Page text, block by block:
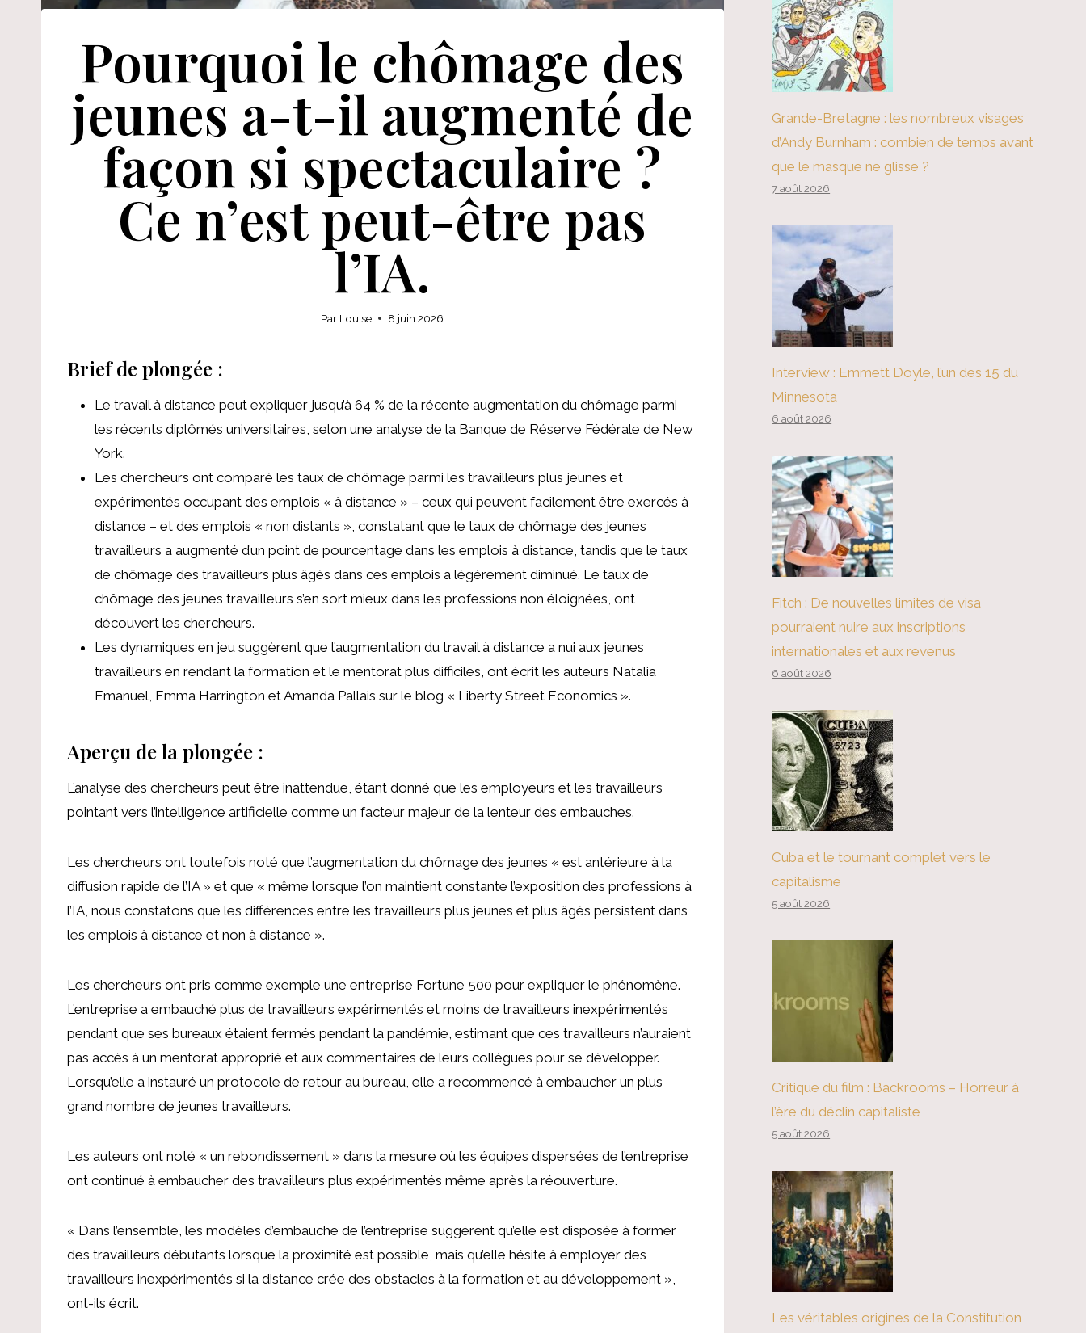
Pourquoi le chômage des
jeunes a-t-il augmenté de
façon si spectaculaire ?
Ce n’est peut-être pas
l’IA.
Par Louise 8 juin 2026
Brief de plongée :
Le travail à distance peut expliquer jusqu’à 64 % de la récente augmentation du chômage parmi
les récents diplômés universitaires, selon une analyse de la Banque de Réserve Fédérale de New
York.
Les chercheurs ont comparé les taux de chômage parmi les travailleurs plus jeunes et
expérimentés occupant des emplois « à distance » – ceux qui peuvent facilement être exercés à
distance – et des emplois « non distants », constatant que le taux de chômage des jeunes
travailleurs a augmenté d’un point de pourcentage dans les emplois à distance, tandis que le taux
de chômage des travailleurs plus âgés dans ces emplois a légèrement diminué. Le taux de
chômage des jeunes travailleurs s’en sort mieux dans les professions non éloignées, ont
découvert les chercheurs.
Les dynamiques en jeu suggèrent que l’augmentation du travail à distance a nui aux jeunes
travailleurs en rendant la formation et le mentorat plus difficiles, ont écrit les auteurs Natalia
Emanuel, Emma Harrington et Amanda Pallais sur le blog « Liberty Street Economics ».
Aperçu de la plongée :
L’analyse des chercheurs peut être inattendue, étant donné que les employeurs et les travailleurs
pointant vers l’intelligence artificielle comme un facteur majeur de la lenteur des embauches.
Les chercheurs ont toutefois noté que l’augmentation du chômage des jeunes « est antérieure à la
diffusion rapide de l’IA » et que « même lorsque l’on maintient constante l’exposition des professions à
l’IA, nous constatons que les différences entre les travailleurs plus jeunes et plus âgés persistent dans
les emplois à distance et non à distance ».
Les chercheurs ont pris comme exemple une entreprise Fortune 500 pour expliquer le phénomène.
L’entreprise a embauché plus de travailleurs expérimentés et moins de travailleurs inexpérimentés
pendant que ses bureaux étaient fermés pendant la pandémie, estimant que ces travailleurs n’auraient
pas accès à un mentorat approprié et aux commentaires de leurs collègues pour se développer.
Lorsqu’elle a instauré un protocole de retour au bureau, elle a recommencé à embaucher un plus
grand nombre de jeunes travailleurs.
Les auteurs ont noté « un rebondissement » dans la mesure où les équipes dispersées de l’entreprise
ont continué à embaucher des travailleurs plus expérimentés même après la réouverture.
« Dans l’ensemble, les modèles d’embauche de l’entreprise suggèrent qu’elle est disposée à former
des travailleurs débutants lorsque la proximité est possible, mais qu’elle hésite à employer des
travailleurs inexpérimentés si la distance crée des obstacles à la formation et au développement »,
ont-ils écrit.
Grande-Bretagne : les nombreux visages
d’Andy Burnham : combien de temps avant
que le masque ne glisse ?
7 août 2026
Interview : Emmett Doyle, l’un des 15 du
Minnesota
6 août 2026
Fitch : De nouvelles limites de visa
pourraient nuire aux inscriptions
internationales et aux revenus
6 août 2026
Cuba et le tournant complet vers le
capitalisme
5 août 2026
Critique du film : Backrooms – Horreur à
l’ère du déclin capitaliste
5 août 2026
Les véritables origines de la Constitution